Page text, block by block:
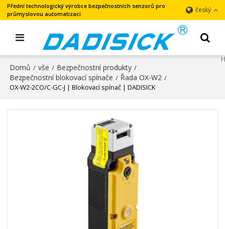
Přední technologický výrobce bezpečnostních senzorů pro
průmyslovou automatizaci
český
Domů / vše / Bezpečnostní produkty /
Bezpečnostní blokovací spínače / Řada OX-W2 /
OX-W2-2CO/C-GC-J | Blokovací spínač | DADISICK